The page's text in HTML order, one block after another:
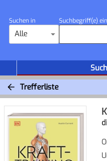
Suchen in
Alle
Suchbegriff(e)
Trefferliste